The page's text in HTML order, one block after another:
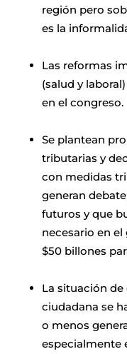
región pero
es la
Las reformas
(salud y
en el congreso.
Se plantean
tributarias y
con medidas
generan
futuros y que
necesario en
$50 billones
La situación
ciudadana se
o menos
especialmente